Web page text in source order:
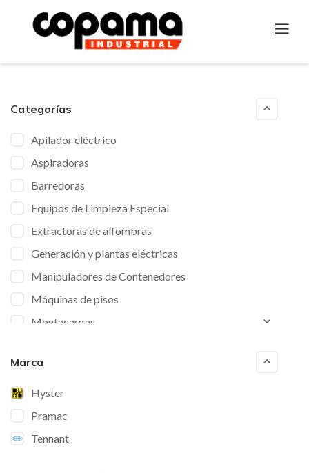
Categorías
Apilador eléctrico
Aspiradoras
Barredoras
Equipos de Limpieza Especial
Extractoras de alfombras
Generación y plantas eléctricas
Manipuladores de Contenedores
Máquinas de pisos
Montacargas
Pulidoras
Restregadoras
Torres de Luz
Traspaletas
Marca
Hyster
Pramac
Tennant